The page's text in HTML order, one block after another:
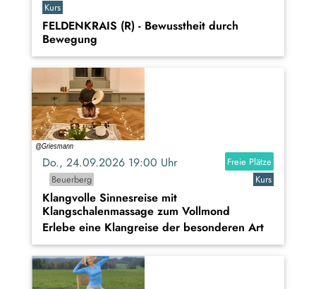
Kurs
FELDENKRAIS (R) - Bewusstheit durch
Bewegung
Do., 24.09.2026 19:00 Uhr
Freie Plätze
Beuerberg
Kurs
Klangvolle Sinnesreise mit
Klangschalenmassage zum Vollmond
Erlebe eine Klangreise der besonderen Art